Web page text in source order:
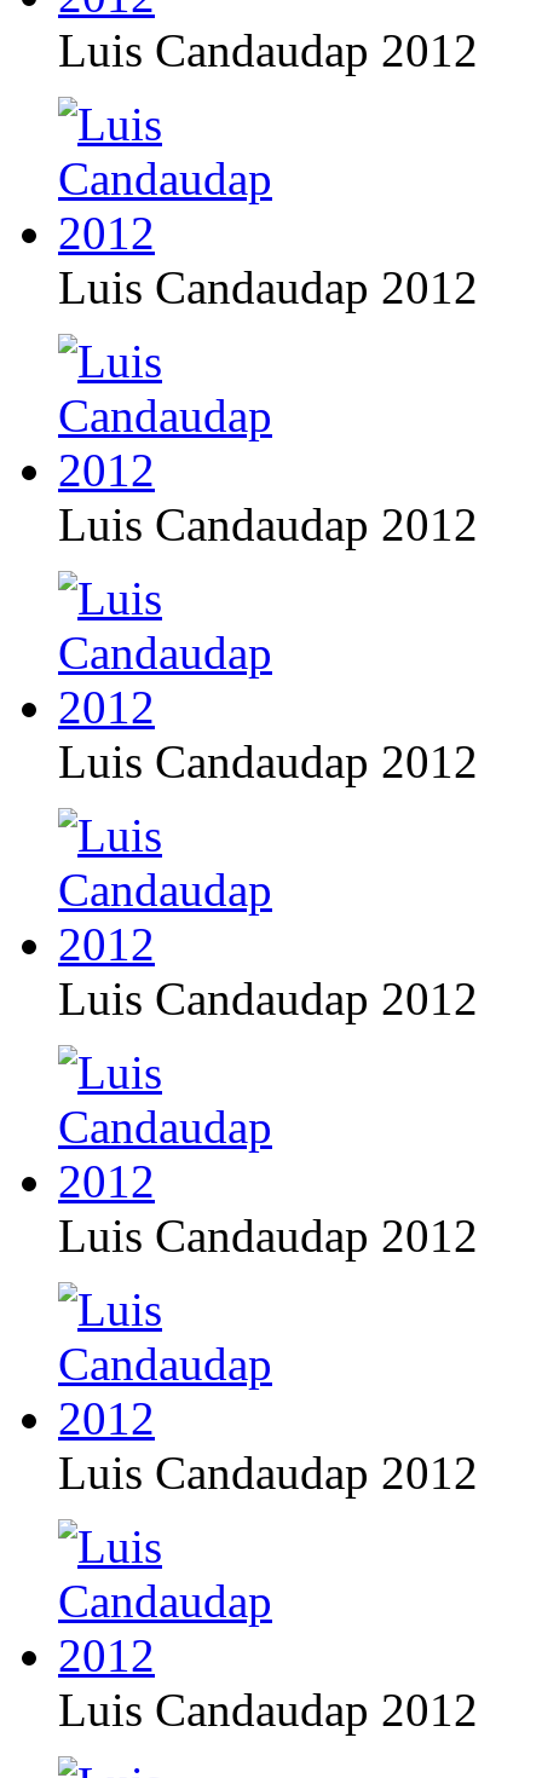
Luis Candaudap 2012
Luis Candaudap 2012
Luis Candaudap 2012
Luis Candaudap 2012
Luis Candaudap 2012
Luis Candaudap 2012
Luis Candaudap 2012
Luis Candaudap 2012